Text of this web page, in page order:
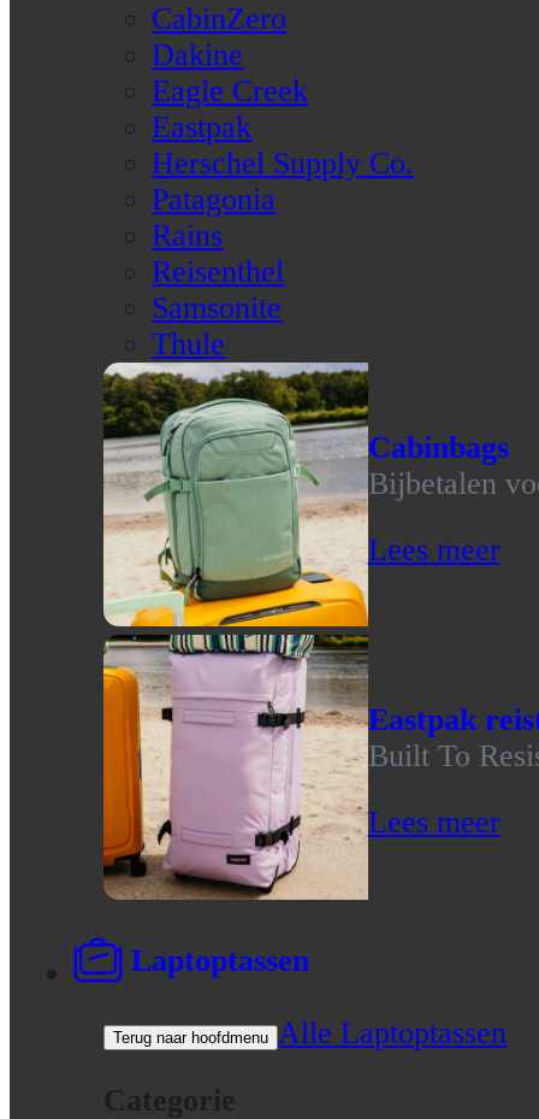
CabinZero
Dakine
Eagle Creek
Eastpak
Herschel Supply Co.
Patagonia
Rains
Reisenthel
Samsonite
Thule
Cabinbags
Bijbetalen
Lees meer
Eastpak
Built To
Lees meer
Laptoptassen
Terug naar hoofdmenu Alle Laptoptassen
Categorie